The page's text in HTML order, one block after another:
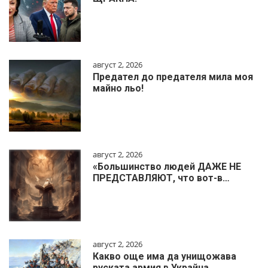
август 2, 2026
Предател до предателя мила моя
майно льо!
август 2, 2026
«Большинство людей ДАЖЕ НЕ
ПРЕДСТАВЛЯЮТ, что вот-в…
август 2, 2026
Какво още има да унищожава